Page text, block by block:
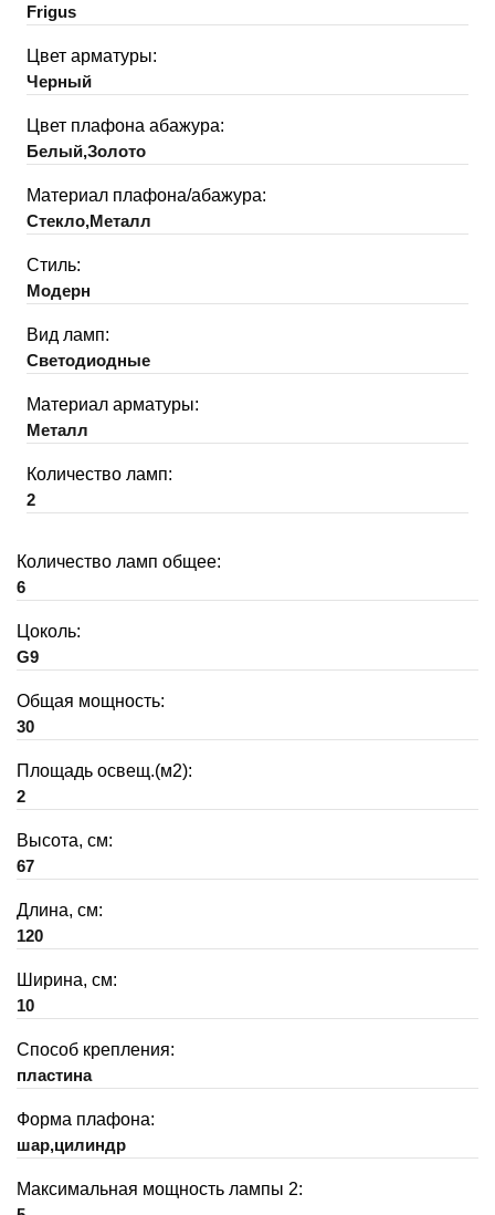
Frigus
Цвет арматуры:
Черный
Цвет плафона абажура:
Белый,Золото
Материал плафона/абажура:
Стекло,Металл
Стиль:
Модерн
Вид ламп:
Светодиодные
Материал арматуры:
Металл
Количество ламп:
2
Количество ламп общее:
6
Цоколь:
G9
Общая мощность:
30
Площадь освещ.(м2):
2
Высота, см:
67
Длина, см:
120
Ширина, см:
10
Способ крепления:
пластина
Форма плафона:
шар,цилиндр
Максимальная мощность лампы 2: